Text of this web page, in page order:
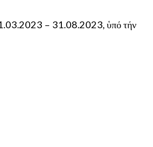
01.03.2023 – 31.08.2023, ὑπό τήν